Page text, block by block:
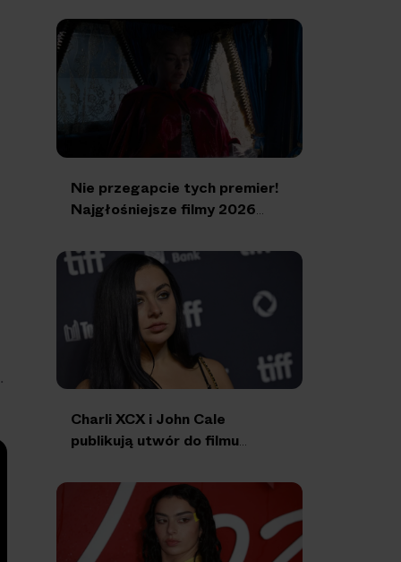
Nie przegapcie tych premier!
Najgłośniejsze filmy 2026
Charli XCX i John Cale
publikują utwór do filmu